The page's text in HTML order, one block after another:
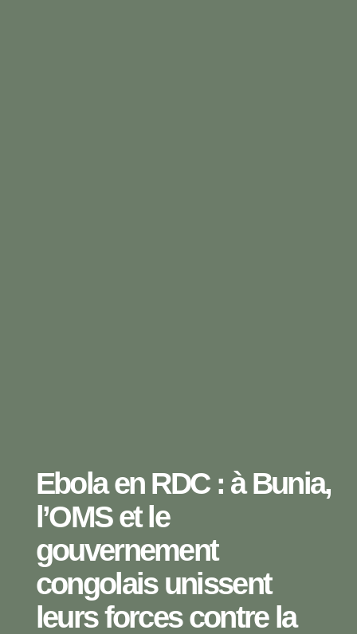
Ebola en RDC : à Bunia,
l’OMS et le
gouvernement
congolais unissent
leurs forces contre la